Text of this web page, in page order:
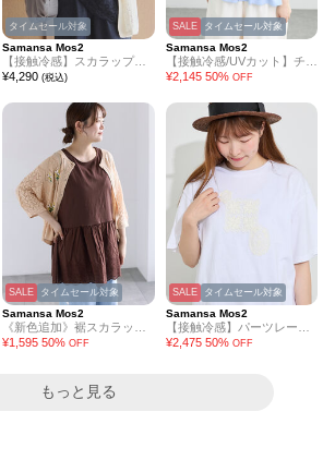
タイムセール対象
Samansa Mos2
【接触冷感】スカラップレース切替カットソー
¥4,290 (税込)
SALE タイムセール対象
Samansa Mos2
¥2,145 50% OFF
SALE タイムセール対象
Samansa Mos2
¥1,595 50%OFF
SALE タイムセール対象
Samansa Mos2
¥2,475 50% OFF
もっと見る